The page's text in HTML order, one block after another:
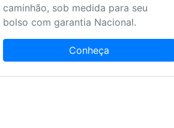
caminhão, sob medida para seu
bolso com garantia Nacional.
Conheça